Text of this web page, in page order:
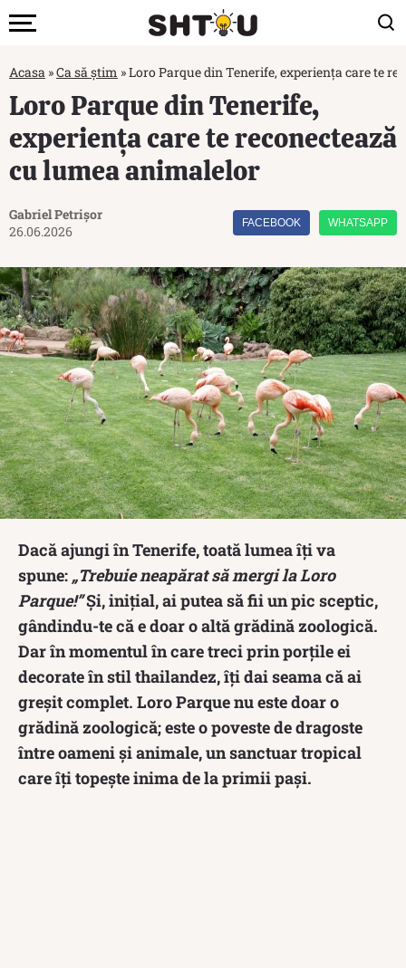
Acasa »Ca să știm »Loro Parque din Tenerife, experiența care te
Loro Parque din Tenerife,
experiența care te reconectează
cu lumea animalelor
Gabriel Petrișor
26.06.2026
FACEBOOK WHATSAPP
Dacă ajungi în Tenerife, toată lumea îți va
spune: „Trebuie neapărat să mergi la Loro
Parque!”Și, inițial, ai putea să fii un pic sceptic,
gândindu-te că e doar o altă grădină zoologică.
Dar în momentul în care treci prin porțile ei
decorate în stil thailandez, îți dai seama că ai
greșit complet. Loro Parque nu este doar o
grădină zoologică; este o poveste de dragoste
între oameni și animale, un sanctuar tropical
care îți topește inima de la primii pași.